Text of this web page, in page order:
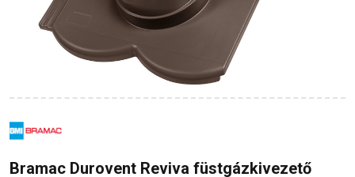
Bramac Durovent Reviva füstgázkivezető